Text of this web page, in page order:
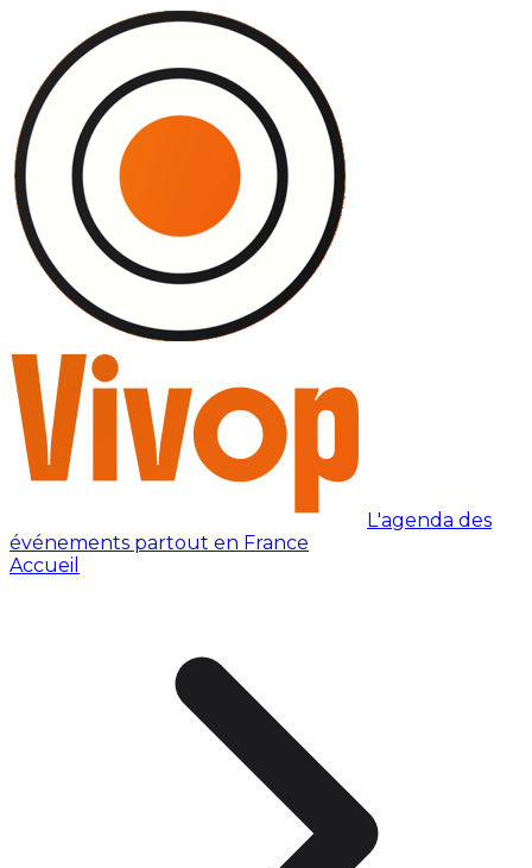
L'agenda des
événements partout en France
Accueil